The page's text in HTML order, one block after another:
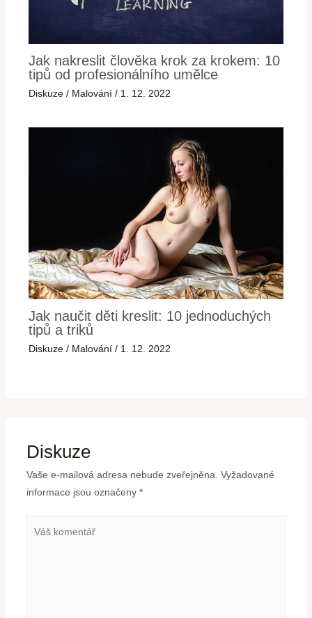
Jak nakreslit člověka krok za krokem: 10
tipů od profesionálního umělce
Diskuze / Malování / 1. 12. 2022
Jak naučit děti kreslit: 10 jednoduchých
tipů a triků
Diskuze / Malování / 1. 12. 2022
Diskuze
Vaše e-mailová adresa nebude zveřejněna. Vyžadované
informace jsou označeny *